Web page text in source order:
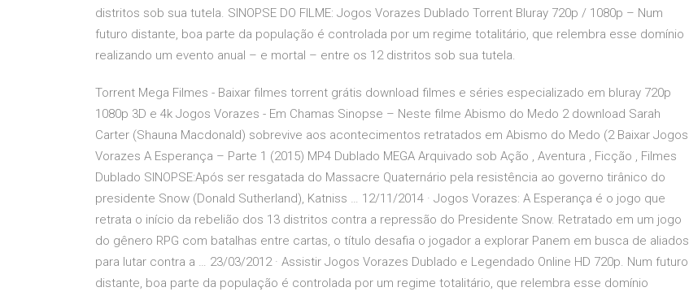
distritos sob sua tutela. SINOPSE DO FILME: Jogos Vorazes Dublado Torrent Bluray 720p / 1080p – Num
futuro distante, boa parte da população é controlada por um regime totalitário, que relembra esse domínio
realizando um evento anual – e mortal – entre os 12 distritos sob sua tutela.
Torrent Mega Filmes - Baixar filmes torrent grátis download filmes e séries especializado em bluray 720p
1080p 3D e 4k Jogos Vorazes - Em Chamas Sinopse – Neste filme Abismo do Medo 2 download Sarah
Carter (Shauna Macdonald) sobrevive aos acontecimentos retratados em Abismo do Medo (2 Baixar Jogos
Vorazes A Esperança – Parte 1 (2015) MP4 Dublado MEGA Arquivado sob Ação , Aventura , Ficção , Filmes
Dublado SINOPSE:Após ser resgatada do Massacre Quaternário pela resistência ao governo tirânico do
presidente Snow (Donald Sutherland), Katniss … 12/11/2014 · Jogos Vorazes: A Esperança é o jogo que
retrata o início da rebelião dos 13 distritos contra a repressão do Presidente Snow. Retratado em um jogo
do gênero RPG com batalhas entre cartas, o título desafia o jogador a explorar Panem em busca de aliados
para lutar contra a … 23/03/2012 · Assistir Jogos Vorazes Dublado e Legendado Online HD 720p. Num futuro
distante, boa parte da população é controlada por um regime totalitário, que relembra esse domínio